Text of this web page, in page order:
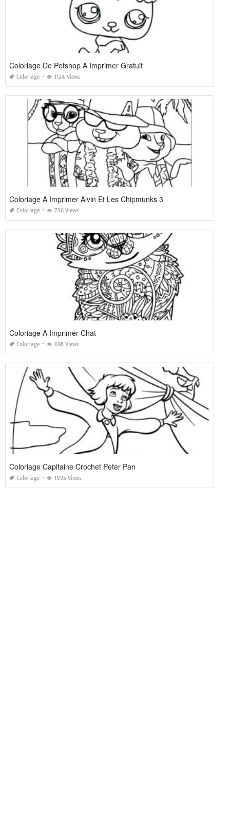
Coloriage De Petshop A Imprimer Gratuit
Coloriage 1124 Views
Coloriage A Imprimer Alvin Et Les Chipmunks 3
Coloriage 736 Views
Coloriage A Imprimer Chat
Coloriage 698 Views
Coloriage Capitaine Crochet Peter Pan
Coloriage 1095 Views